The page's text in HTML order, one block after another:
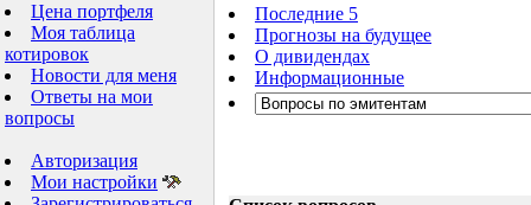
Цена портфеля
Моя таблица
котировок
Новости для меня
Ответы на мои
вопросы
Авторизация
Мои настройки
Последние 5
Прогнозы на будущее
О дивидендах
Информационные